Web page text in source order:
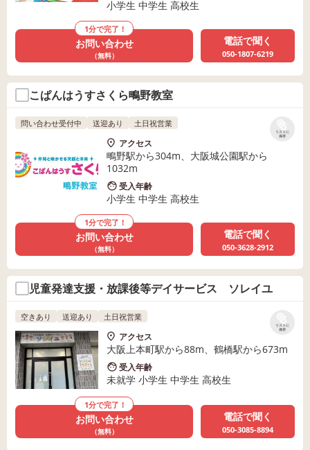
小学生 中学生 高校生
1分で完了！
お問い合わせ
（無料）
電話で聞く
050-1807-6219
こぱんはうすさくら鴫野教室
リストに
保存
問い合わせ受付中 送迎あり 土日祝営業
アクセス
鴫野駅から304m、大阪城公園駅から
1032m
受入年齢
小学生 中学生 高校生
1分で完了！
お問い合わせ
（無料）
電話で聞く
050-3628-2912
児童発達支援・放課後等デイサービス ソレイユ
リストに
保存
空きあり 送迎あり 土日祝営業
アクセス
大阪上本町駅から88m、鶴橋駅から673m
受入年齢
未就学 小学生 中学生 高校生
1分で完了！
お問い合わせ
（無料）
電話で聞く
050-3085-8894